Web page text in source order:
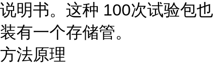
说明书。这种 100次试验包也
装有一个存储管。
方法原理